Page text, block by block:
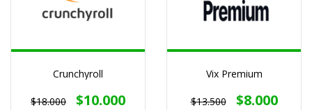
Crunchyroll
$18.000 $10.000
Vix Premium
$13.500 $8.000